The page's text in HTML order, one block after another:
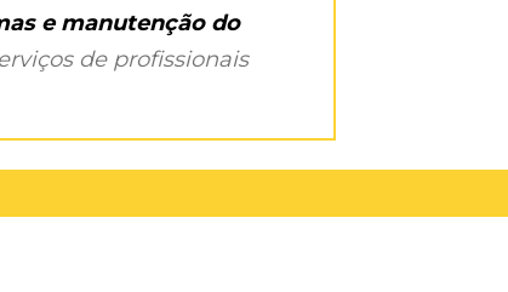
e manutenção do
de profissionais